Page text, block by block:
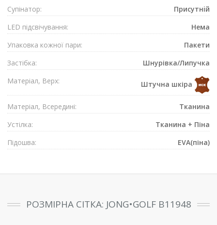
Супiнатор:
Присутнiй
LED підсвічування:
Нема
Упаковка кожної пари:
Пакети
Застібка:
Шнурівка/Липучка
Матеріал, Верх:
Штучна шкіра
Матеріал, Всередині:
Тканина
Устілка:
Тканина + Піна
Підошва:
EVA(піна)
РОЗМІРНА СІТКА: JONG•GOLF B11948